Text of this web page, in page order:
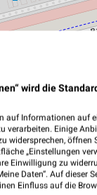
LADESÄULEN
wird die
Informationen auf
verarbeiten. Einige
öffnen
„Einstellungen
Einwilligung zu
Daten“. Auf
Einfluss auf die